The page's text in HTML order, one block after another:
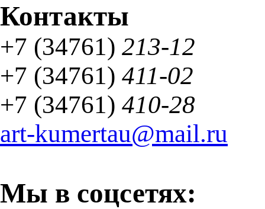
Контакты
+7 (34761) 213-12
+7 (34761) 411-02
+7 (34761) 410-28
art-kumertau@mail.ru
Мы в соцсетях: